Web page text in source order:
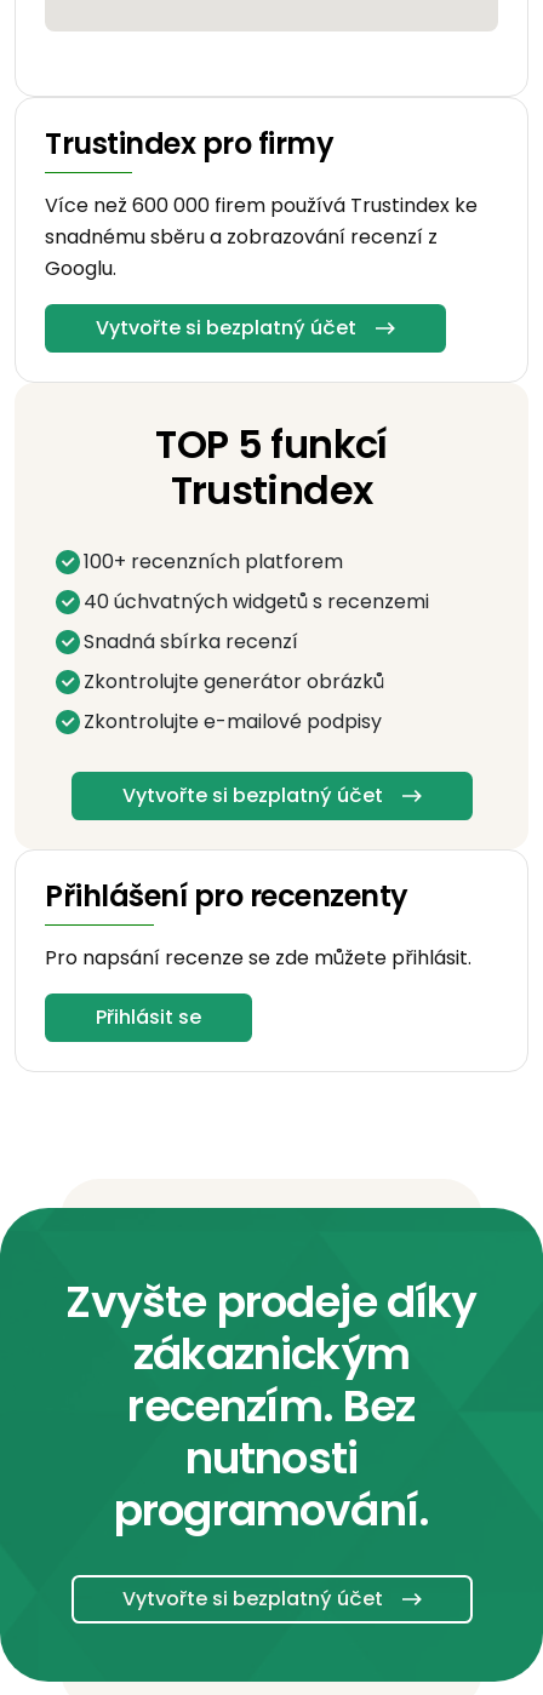
Trustindex pro firmy
Více než 600 000 firem používá Trustindex ke
snadnému sběru a zobrazování recenzí z
Googlu.
Vytvořte si bezplatný účet
TOP 5 funkcí
Trustindex
100+ recenzních platforem
40 úchvatných widgetů s recenzemi
Snadná sbírka recenzí
Zkontrolujte generátor obrázků
Zkontrolujte e-mailové podpisy
Vytvořte si bezplatný účet
Přihlášení pro recenzenty
Pro napsání recenze se zde můžete přihlásit.
Přihlásit se
Zvyšte prodeje díky
zákaznickým
recenzím. Bez
nutnosti
programování.
Vytvořte si bezplatný účet